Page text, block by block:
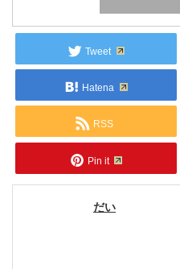
Tweet
Hatena
RSS
Pin it
だい